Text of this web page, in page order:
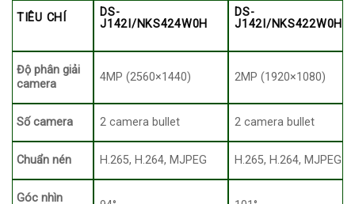
TIÊU CHÍ
DS-
J142I/NKS424W0H
DS-
J142I/NKS422W0H
Độ phân giải
camera
4MP (2560×1440) 2MP (1920×1080)
Số camera 2 camera bullet 2 camera bullet
Chuẩn nén H.265, H.264, MJPEG H.265, H.264, MJPEG
Góc nhìn